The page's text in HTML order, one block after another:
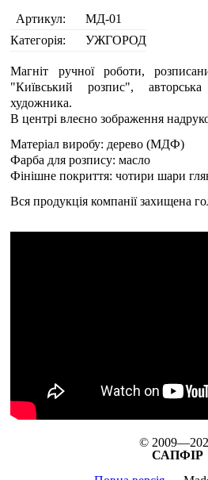
Артикул:
МД-01
Категорія:
УЖГОРОД
Магніт ручної роботи,
"Київський розпис",
художника.
В центрі влеєно зображення
Матеріал виробу: дерево (МДФ)
Фарба для розпису: масло
Фінішне покриття: чотири шари
Вся продукція компанії захищена
©
САПФІР